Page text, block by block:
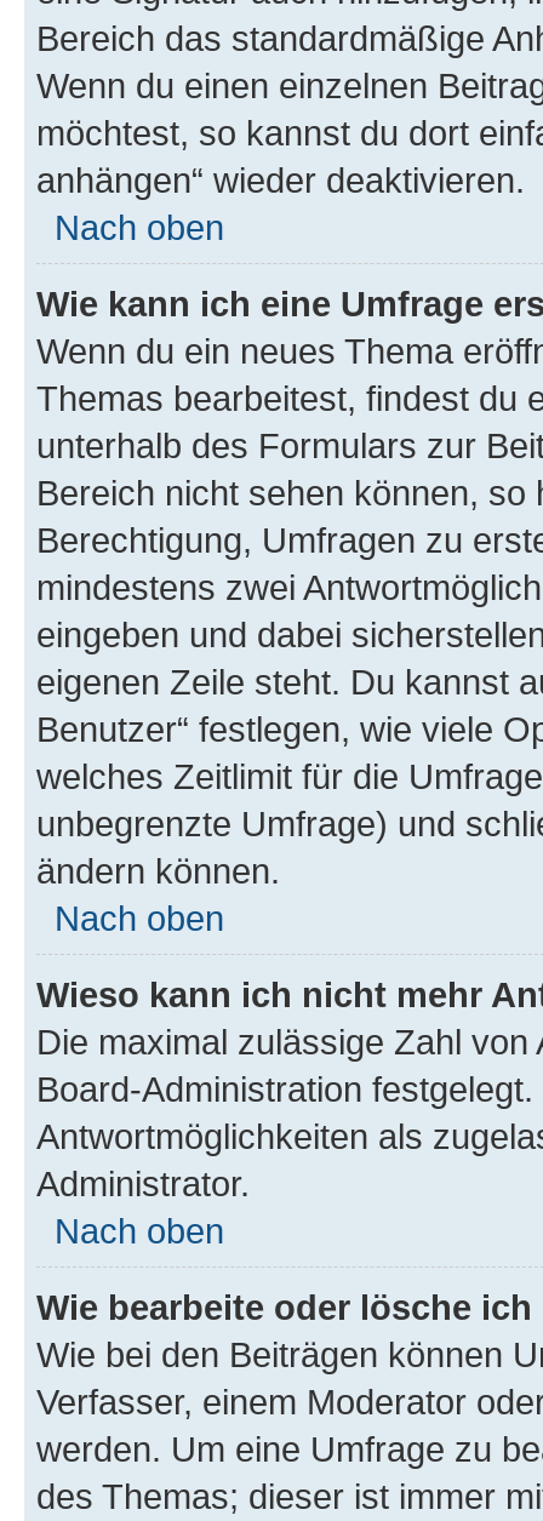
Bereich das standardmäßige
Wenn du einen einzelnen
möchtest, so kannst du dort
anhängen“ wieder deaktivieren.
Nach oben
Wie kann ich eine Umfrage
Wenn du ein neues Thema
Themas bearbeitest, findest du
unterhalb des Formulars zur
Bereich nicht sehen können,
Berechtigung, Umfragen zu
mindestens zwei
eingeben und dabei
eigenen Zeile steht. Du kannst
Benutzer“ festlegen, wie viele
welches Zeitlimit für die
unbegrenzte Umfrage) und
ändern können.
Nach oben
Wieso kann ich nicht mehr
Die maximal zulässige Zahl
Board-Administration
Antwortmöglichkeiten als
Administrator.
Nach oben
Wie bearbeite oder lösche
Wie bei den Beiträgen können
Verfasser, einem Moderator
werden. Um eine Umfrage zu
des Themas; dieser ist immer